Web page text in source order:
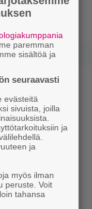
paremman
sisältöä ja
seuraavasti
evästeitä
sivuista, joilla
ja
ja
myös ilman
peruste. Voit
tahansa